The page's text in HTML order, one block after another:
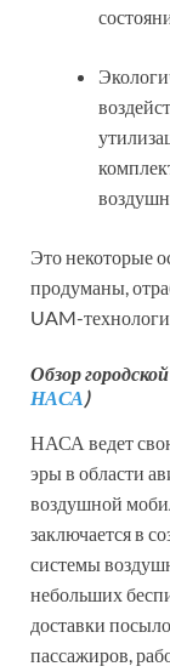
Это некоторые
продуманы,
UAM-
Обзор
НАСА )
НАСА ведет
эры в области
воздушной
заключается в
системы
небольших
доставки
пассажиров,